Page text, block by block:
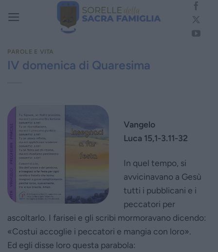
PAROLE E VITA
IV domenica di Quaresima
Vangelo
Luca 15,1-3.11-32
In quel tempo, si
avvicinavano a Gesù
tutti i pubblicani e i
peccatori per
ascoltarlo. I farisei e gli scribi mormoravano dicendo:
«Costui accoglie i peccatori e mangia con loro».
Ed egli disse loro questa parabola: